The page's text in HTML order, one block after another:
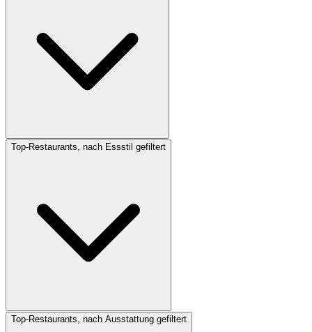
Top-Restaurants, nach Essstil gefiltert
Top-Restaurants, nach Ausstattung gefiltert